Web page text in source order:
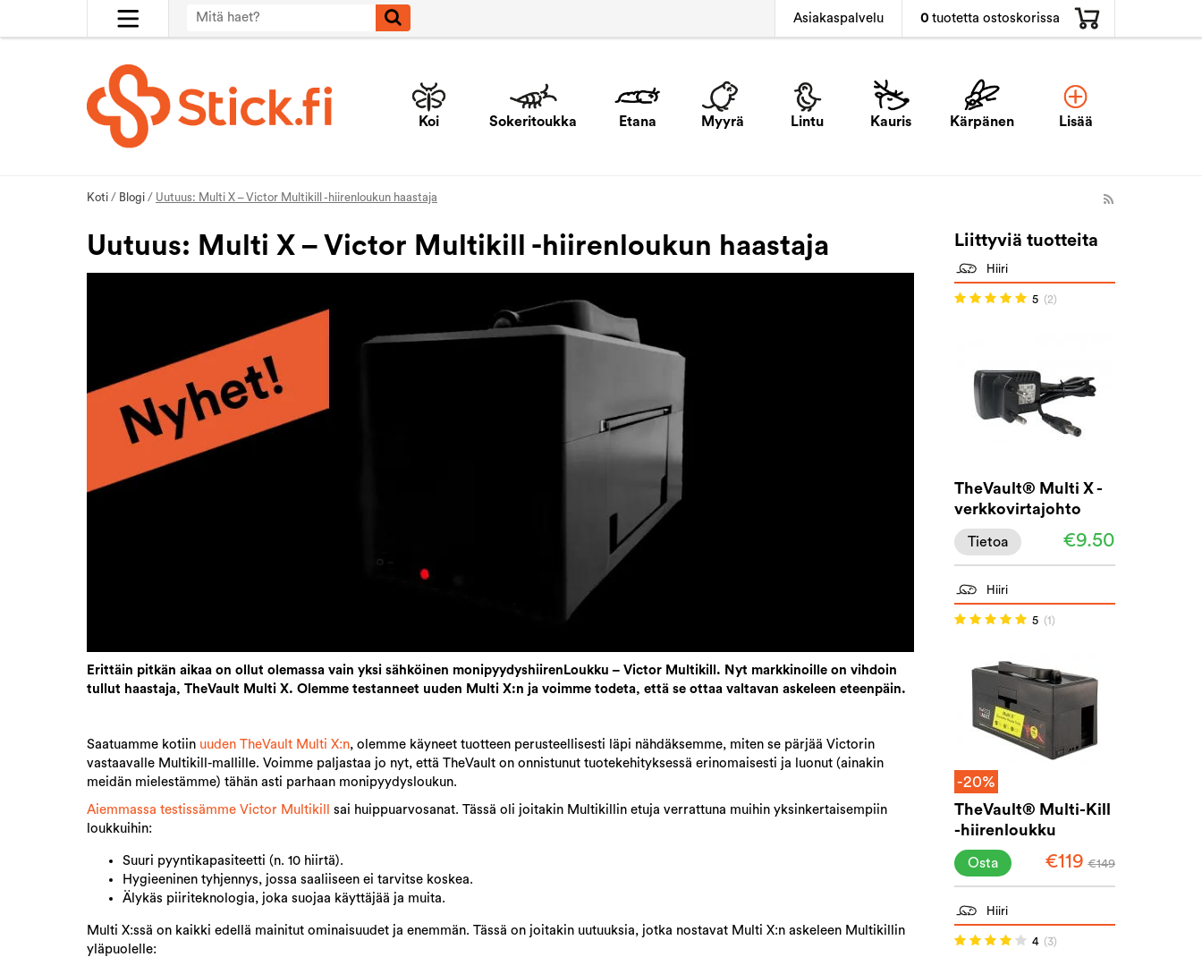
Asiakaspalvelu 0 tuotetta ostoskorissa
Koi Sokeritoukka Etana Myyrä Lintu Kauris Kärpänen Lisää
Koti / Blogi / Uutuus: Multi X – Victor Multikill -hiirenloukun haastaja
Liittyviä tuotteita
Hiiri
5 (2)
TheVault® Multi X -
verkkovirtajohto
€9.50
Tietoa
Hiiri
5 (1)
-20%
TheVault® Multi-Kill
-hiirenloukku
€119 €149
Osta
Hiiri
4 (3)
Uutuus: Multi X – Victor Multikill -hiirenloukun haastaja
Erittäin pitkän aikaa on ollut olemassa vain yksi sähköinen monipyydyshiirenLoukku – Victor Multikill. Nyt markkinoille on vihdoin
tullut haastaja, TheVault Multi X. Olemme testanneet uuden Multi X:n ja voimme todeta, että se ottaa valtavan askeleen eteenpäin.
Saatuamme kotiin uuden TheVault Multi X:n, olemme käyneet tuotteen perusteellisesti läpi nähdäksemme, miten se pärjää Victorin
vastaavalle Multikill-mallille. Voimme paljastaa jo nyt, että TheVault on onnistunut tuotekehityksessä erinomaisesti ja luonut (ainakin
meidän mielestämme) tähän asti parhaan monipyydysloukun.
Aiemmassa testissämme Victor Multikill
sai huippuarvosanat. Tässä oli joitakin Multikillin etuja verrattuna muihin yksinkertaisempiin
loukkuihin:
Suuri pyyntikapasiteetti (n. 10 hiirtä).
Hygieeninen tyhjennys, jossa saaliiseen ei tarvitse koskea.
Älykäs piiriteknologia, joka suojaa käyttäjää ja muita.
Multi X:ssä on kaikki edellä mainitut ominaisuudet ja enemmän. Tässä on joitakin uutuuksia, jotka nostavat Multi X:n askeleen Multikillin
yläpuolelle: